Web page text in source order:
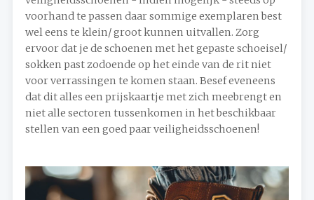
voorhand te passen daar sommige exemplaren best
wel eens te klein/ groot kunnen uitvallen. Zorg
ervoor dat je de schoenen met het gepaste schoeisel/
sokken past zodoende op het einde van de rit niet
voor verrassingen te komen staan. Besef eveneens
dat dit alles een prijskaartje met zich meebrengt en
niet alle sectoren tussenkomen in het beschikbaar
stellen van een goed paar veiligheidsschoenen!